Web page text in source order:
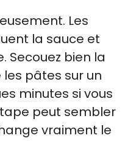
Les
la sauce et
Secouez bien la
pâtes sur un
minutes si vous
peut sembler
vraiment le